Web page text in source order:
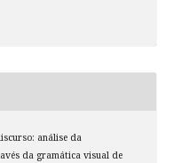
análise da
da gramática visual de